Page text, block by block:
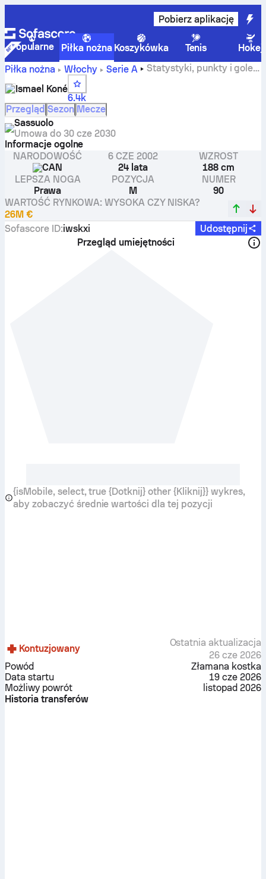
Pobierz aplikację
Popularne Piłka nożna Koszykówka Tenis
Hokej
Piłka nożna
Włochy Serie A
Statystyki, punkty i gole
zawodnika Ismael Koné
Ismael Koné
6.4k
Przegląd Sezon Mecze
Sassuolo
Umowa do 30 cze 2030
Informacje ogolne
NARODOWOŚĆ
CAN
6 CZE 2002
24 lata
WZROST
188 cm
LEPSZA NOGA
Prawa
POZYCJA
M
NUMER
90
WARTOŚĆ RYNKOWA: WYSOKA CZY NISKA?
26M €
Sofascore ID:iwskxi
Udostępnij
Przegląd umiejętności
{isMobile, select, true {Dotknij} other {Kliknij}} wykres,
aby zobaczyć średnie wartości dla tej pozycji
Kontuzjowany
Ostatnia aktualizacja
26 cze 2026
Powód
Złamana kostka
Data startu
19 cze 2026
Możliwy powrót
listopad 2026
Historia transferów